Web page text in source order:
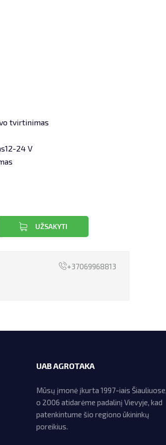
tvirtinimas
24 V
UŽSAKYTI
+37069968813
UAB AGROTAKA
Mūsų įmonė įkurta 1997-iais Šiauliuose,
o 2006 atidarėme padalinį Vievyje, kad
patenkintume šio regiono ūkininkų
poreikius.